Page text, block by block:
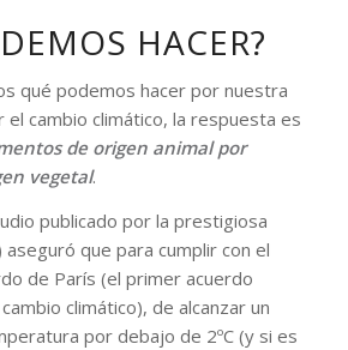
HACER?
qué podemos hacer por nuestra
el cambio climático, la respuesta es
de origen animal por
vegetal.
publicado por la prestigiosa
aseguró que para cumplir con el
de París (el primer acuerdo
climático), de alcanzar un
por debajo de 2ºC (y si es